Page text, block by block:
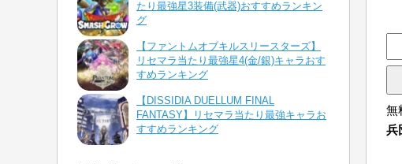
たり最強星3装備(武器)おすすめランキン
グ
【ファントムオブキルスリースターズ】
リセマラ当たり最強星4(金/銀)キャラおす
すめランキング
【DISSIDIA DUELLUM FINAL
FANTASY】リセマラ当たり最強キャラお
すすめランキング
索:
無
兵